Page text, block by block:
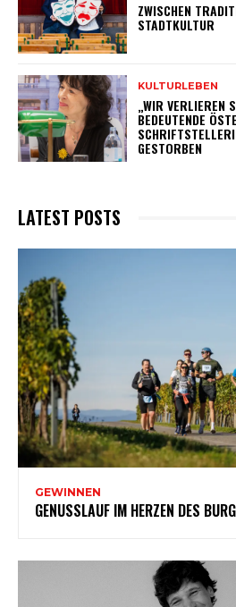
ZWISCHEN
STADTKULTUR
KULTURLEBEN
„WIR VERLIEREN
BEDEUTENDE
GESTORBEN
LATEST POSTS
GEWINNEN
GENUSSLAUF IM HERZEN DES